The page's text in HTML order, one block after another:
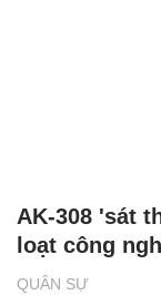
QUÂN SỰ
AK-308 'sát
loạt công